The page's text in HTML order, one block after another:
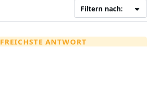
Filtern nach:
ANTWORT